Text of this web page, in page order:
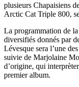
plusieurs Chapaisiens
Arctic Cat Triple 800,
La programmation de la
diversifiés donnés par
Lévesque sera l’une
suivie de Marjolaine
d’origine, qui
premier album.